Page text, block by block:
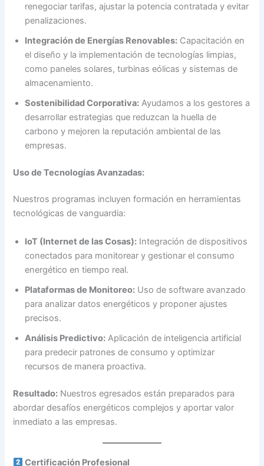
renegociar tarifas, ajustar la potencia contratada y evitar
penalizaciones.
Integración de Energías Renovables: Capacitación en
el diseño y la implementación de tecnologías limpias,
como paneles solares, turbinas eólicas y sistemas de
almacenamiento.
Sostenibilidad Corporativa: Ayudamos a los gestores a
desarrollar estrategias que reduzcan la huella de
carbono y mejoren la reputación ambiental de las
empresas.
Uso de Tecnologías Avanzadas:
Nuestros programas incluyen formación en herramientas
tecnológicas de vanguardia:
IoT (Internet de las Cosas): Integración de dispositivos
conectados para monitorear y gestionar el consumo
energético en tiempo real.
Plataformas de Monitoreo: Uso de software avanzado
para analizar datos energéticos y proponer ajustes
precisos.
Análisis Predictivo: Aplicación de inteligencia artificial
para predecir patrones de consumo y optimizar
recursos de manera proactiva.
Resultado: Nuestros egresados están preparados para
abordar desafíos energéticos complejos y aportar valor
inmediato a las empresas.
Certificación Profesional